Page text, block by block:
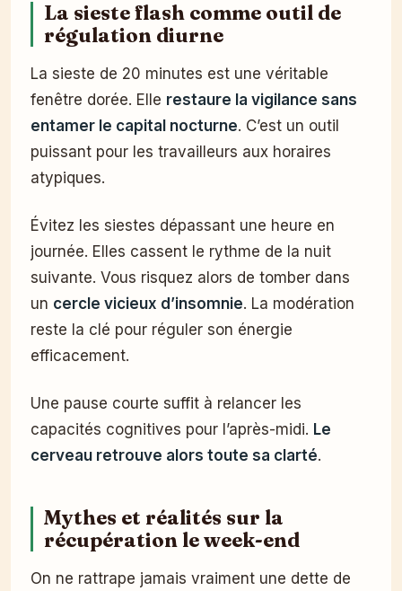
La sieste flash comme outil de
régulation diurne
La sieste de 20 minutes est une véritable
fenêtre dorée. Elle restaure la vigilance sans
entamer le capital nocturne. C’est un outil
puissant pour les travailleurs aux horaires
atypiques.
Évitez les siestes dépassant une heure en
journée. Elles cassent le rythme de la nuit
suivante. Vous risquez alors de tomber dans
un cercle vicieux d’insomnie. La modération
reste la clé pour réguler son énergie
efficacement.
Une pause courte suffit à relancer les
capacités cognitives pour l’après-midi. Le
cerveau retrouve alors toute sa clarté.
Mythes et réalités sur la
récupération le week-end
On ne rattrape jamais vraiment une dette de